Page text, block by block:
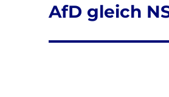
Nächster
AfD gleich